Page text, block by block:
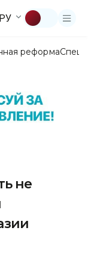
РУ
реформа
не